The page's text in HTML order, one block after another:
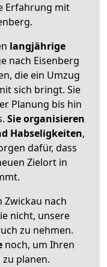
Erfahrung mit
.
langjährige
nach Eisenberg
die ein Umzug
sich bringt. Sie
Planung bis hin
Sie organisieren
Habseligkeiten,
dafür, dass
Zielort in
Zwickau nach
nicht, unsere
zu nehmen.
noch, um Ihren
zu planen.